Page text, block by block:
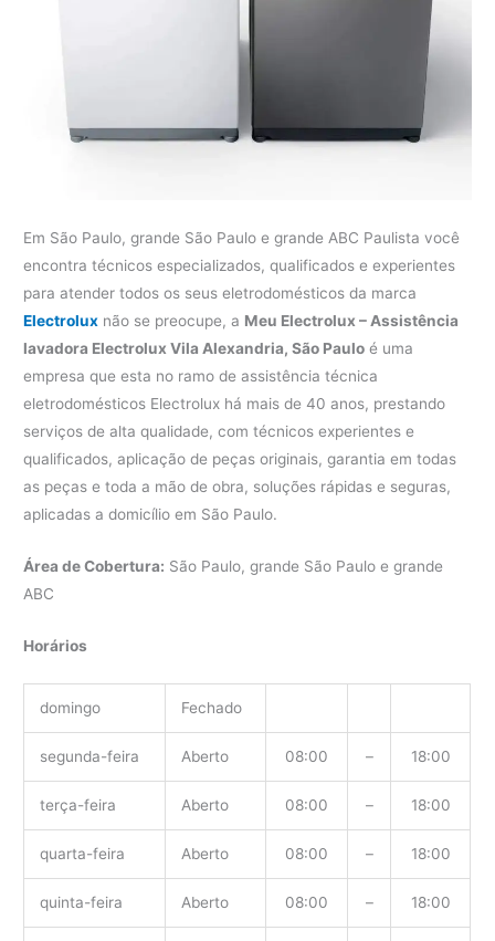
Em São Paulo, grande São Paulo e grande ABC Paulista você
encontra técnicos especializados, qualificados e experientes
para atender todos os seus eletrodomésticos da marca
Electrolux não se preocupe, a Meu Electrolux – Assistência
lavadora Electrolux Vila Alexandria, São Paulo é uma
empresa que esta no ramo de assistência técnica
eletrodomésticos Electrolux há mais de 40 anos, prestando
serviços de alta qualidade, com técnicos experientes e
qualificados, aplicação de peças originais, garantia em todas
as peças e toda a mão de obra, soluções rápidas e seguras,
aplicadas a domicílio em São Paulo.
Área de Cobertura: São Paulo, grande São Paulo e grande
ABC
Horários
domingo Fechado
segunda-feira Aberto 08:00 – 18:00
terça-feira Aberto 08:00 – 18:00
quarta-feira Aberto 08:00 – 18:00
quinta-feira Aberto 08:00 – 18:00